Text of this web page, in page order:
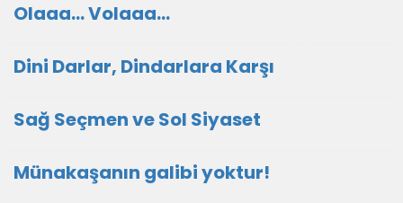
Olaaa... Volaaa...
Dini Darlar, Dindarlara Karşı
Sağ Seçmen ve Sol Siyaset
Münakaşanın galibi yoktur!